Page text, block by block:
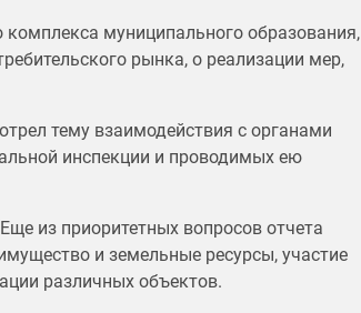
муниципального образования,
рынка, о реализации мер,
тему взаимодействия с органами
инспекции и проводимых ею
из приоритетных вопросов отчета
и земельные ресурсы, участие
различных объектов.